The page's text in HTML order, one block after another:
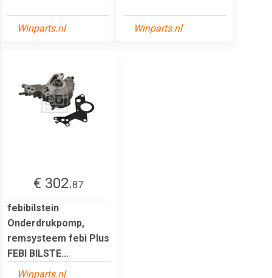
Winparts.nl Winparts.nl
€ 302.87
febibilstein
Onderdrukpomp,
remsysteem febi Plus
FEBI BILSTE...
Winparts.nl